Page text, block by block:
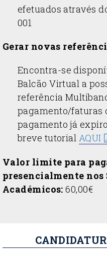
efetuados através
001
Gerar novas
Encontra-se
Balcão Virtual a
referência
pagamento/faturas
pagamento já
breve tutorial AQUI
Valor limite para
presencialmente nos
Académicos:60,00€